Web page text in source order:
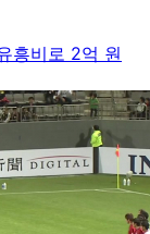
흥비로 2억 원